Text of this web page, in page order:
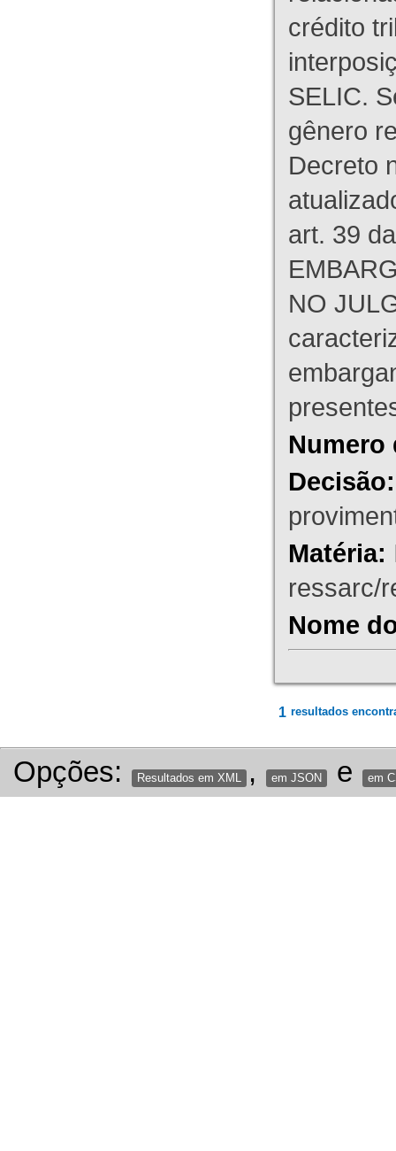
crédito
SELIC.
gênero
Decreto
art. 39
NO
Numero
Decisão:
Matéria:
ressarc/
Nome
1 resultados
Opções: Resultados em XML , em JSON e em